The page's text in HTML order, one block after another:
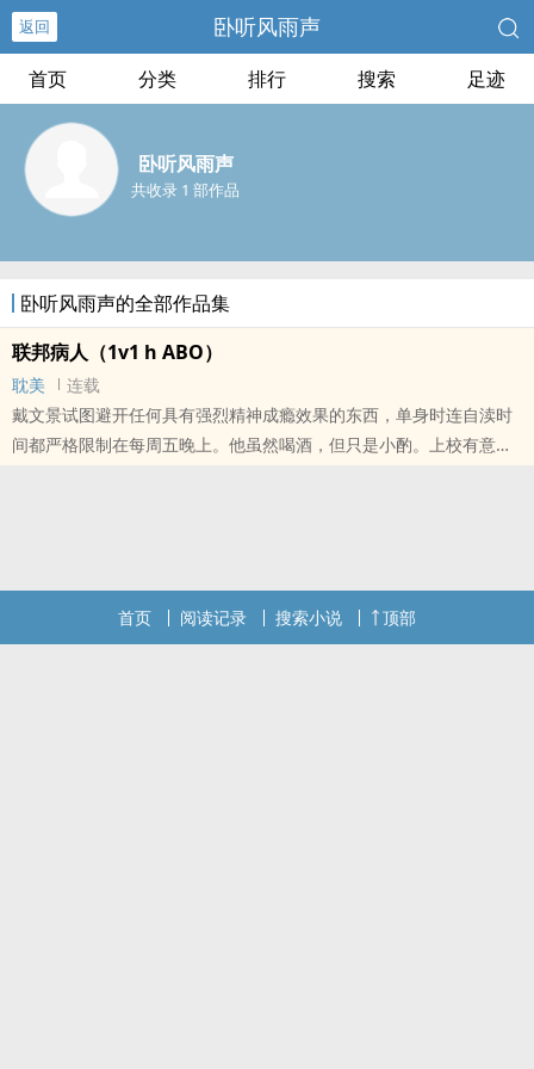
返回 卧听风雨声
首页 分类 排行 搜索 足迹
卧听风雨声
共收录 1 部作品
卧听风雨声的全部作品集
联邦病人（1v1 h ABO）
耽美
连载
戴文景试图避开任何具有强烈精神成瘾效果的东西，单身时连自渎时
间都严格限制在每周五晚上。他虽然喝酒，但只是小酌。上校有意挑
振，沦为快感的奴隶；有人奉性爱为真理
本站提示：各位书友要是觉得《联邦病人（1v1 h ABO）》还不错的
首页 阅读记录 搜索小说 顶部